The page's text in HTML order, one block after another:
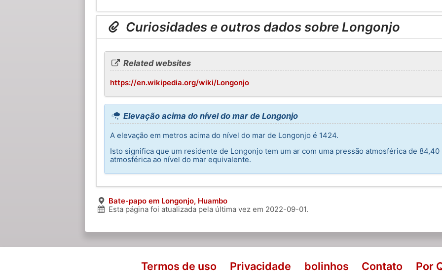
Curiosidades e outros dados sobre Longonjo
Related websites
https://en.wikipedia.org/wiki/Longonjo
Elevação acima do nível do mar de Longonjo
A elevação em metros acima do nível do mar de Longonjo é 1424.
Isto significa que um residente de Longonjo tem um ar com uma pressão atmosférica de
atmosférica ao nível do mar equivalente.
Bate-papo em Longonjo, Huambo
Esta página foi atualizada pela última vez em 2022-09-01.
Termos de uso Privacidade bolinhos Contato Por